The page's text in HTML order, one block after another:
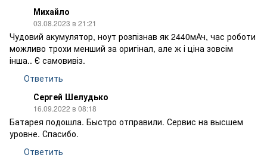
Михайло
03.08.2023 в 21:21
Чудовий акумулятор, ноут розпізнав як 2440мАч, час роботи
можливо трохи менший за оригінал, але ж і ціна зовсім
інша.. Є самовивіз.
Ответить
Сергей Шелудько
16.09.2022 в 08:18
Батарея подошла. Быстро отправили. Сервис на высшем
уровне. Спасибо.
Ответить